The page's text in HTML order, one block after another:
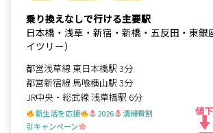
乗り換えなしで行ける主要駅
日本橋・浅草・新宿・新橋・五反田・東銀
イツリー）
都営浅草線 東日本橋駅 3分
都営新宿線 馬喰横山駅 3分
JR中央・総武線 浅草橋駅 6分
新生活を応援 2026
清掃費割
引キャンペーン
値